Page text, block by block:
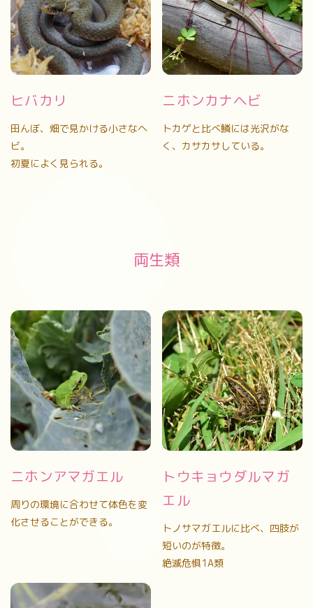
ヒバカリ
田んぼ、畑で見かける小さなヘ
ビ。
初夏によく見られる。
ニホンカナヘビ
トカゲと比べ鱗には光沢がな
く、カサカサしている。
両生類
ニホンアマガエル
周りの環境に合わせて体色を変
化させることができる。
トウキョウダルマガ
エル
トノサマガエルに比べ、四肢が
短いのが特徴。
絶滅危惧1A類